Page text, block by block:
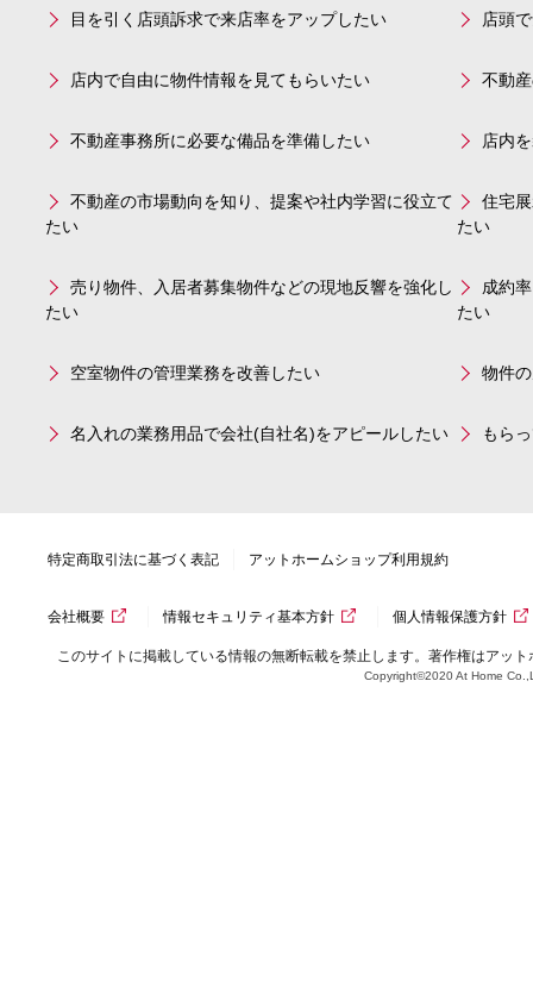
目を引く店頭訴求で来店率をアップしたい 店頭
店内で自由に物件情報を見てもらいたい 不動
不動産事務所に必要な備品を準備したい 店内
不動産の市場動向を知り、提案や社内学習に役立て
たい
住宅
たい
売り物件、入居者募集物件などの現地反響を強化し
たい
成約
たい
空室物件の管理業務を改善したい 物件
名入れの業務用品で会社(自社名)をアピールしたい もら
特定商取引法に基づく表記 アットホームショップ利用規約
会社概要 情報セキュリティ基本方針 個人情報保護方針
このサイトに掲載している情報の無断転載を禁止します。著作権はアッ
Copyright©2020 At Home